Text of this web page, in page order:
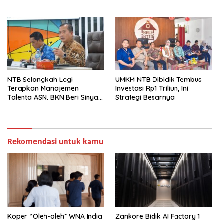
NTB Selangkah Lagi
Terapkan Manajemen
Talenta ASN, BKN Beri Sinyal
UMKM NTB Dibidik Tembus
Investasi Rp1 Triliun, Ini
Strategi Besarnya
Rekomendasi untuk kamu
Koper “Oleh-oleh” WNA India
Zankore Bidik AI Factory 1